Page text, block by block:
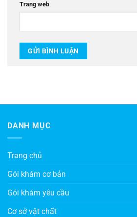
Trang web
DANH MỤC
Trang chủ
Gói khám cơ bản
Gói khám yêu cầu
Cơ sở vật chất